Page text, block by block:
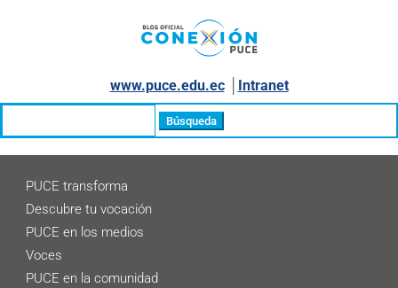
www.puce.edu.ec│ Intranet
PUCE transforma
Descubre tu vocación
PUCE en los medios
Voces
PUCE en la comunidad